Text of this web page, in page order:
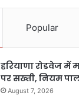
Popular
हरियाणा रोडवेज में
पर सख्ती, नियम
August 7, 2026